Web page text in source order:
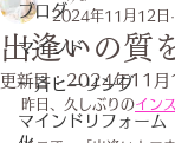
ブログ
マインド
一斉ヒーリング
マインドリフォー
出逢いの質
2024年11月12日
更新日：2024年11月
昨日、久しぶりのイン